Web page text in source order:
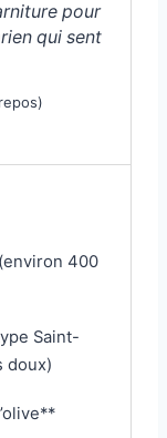
pour
qui sent
400
Saint-
doux)